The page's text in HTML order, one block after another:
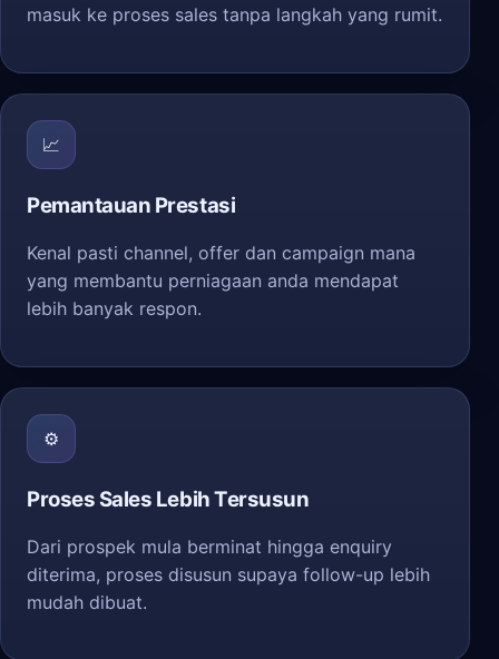
masuk ke proses sales tanpa langkah yang rumit.
📈
Pemantauan Prestasi
Kenal pasti channel, offer dan campaign mana
yang membantu perniagaan anda mendapat
lebih banyak respon.
⚙️
Proses Sales Lebih Tersusun
Dari prospek mula berminat hingga enquiry
diterima, proses disusun supaya follow-up lebih
mudah dibuat.